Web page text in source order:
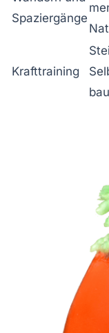
Spaziergänge
Krafttraining